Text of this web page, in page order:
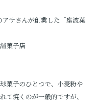
サさんが創業した「座波菓
菓子店
菓子のひとつで、小麦粉や
て焼くのが一般的ですが、